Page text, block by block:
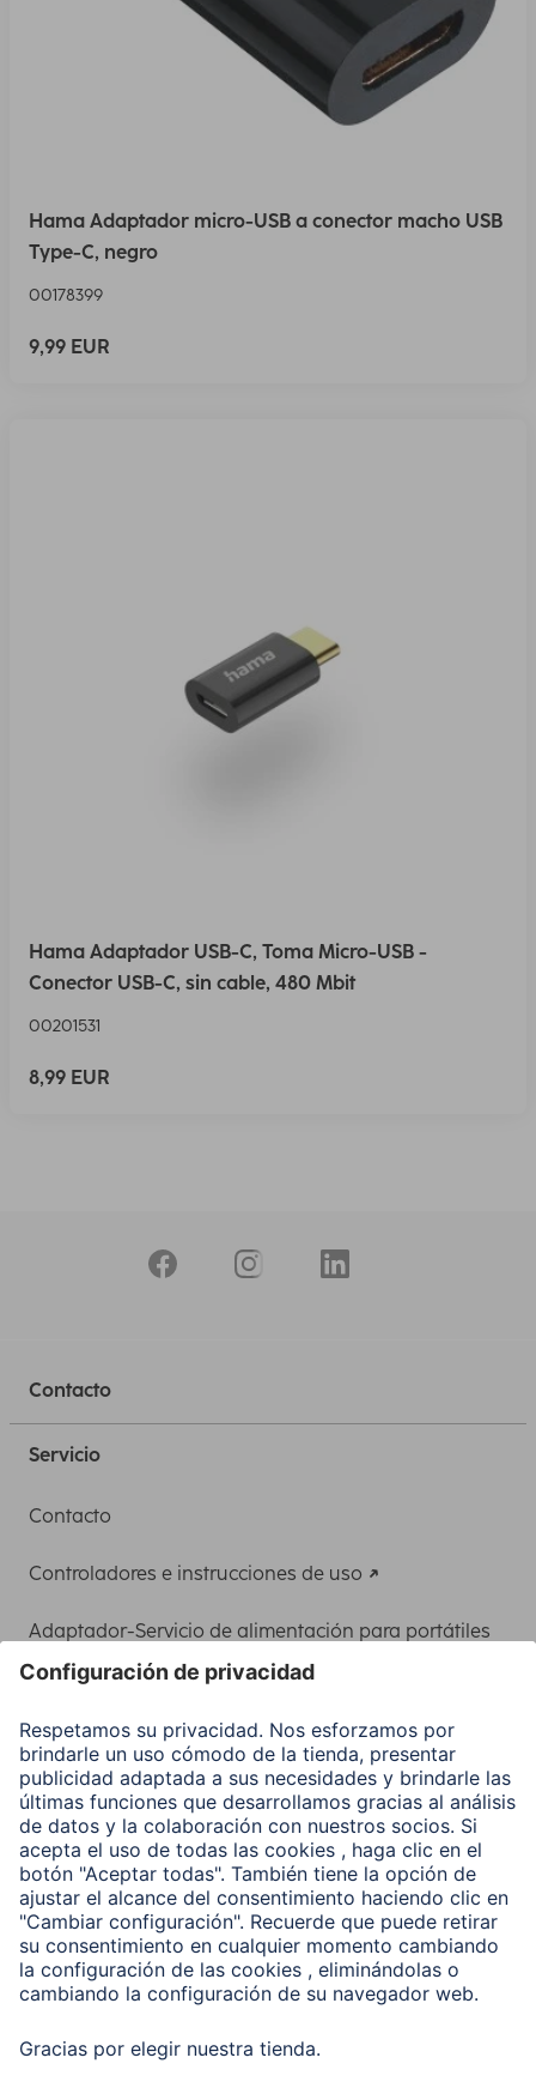
Hama Adaptador micro-USB a conector macho USB
Type-C, negro
00178399
9,99 EUR
Hama Adaptador USB-C, Toma Micro-USB -
Conector USB-C, sin cable, 480 Mbit
00201531
8,99 EUR
Contacto
Servicio
Contacto
Controladores e instrucciones de uso
Adaptador-Servicio de alimentación para portátiles
Clientes online
Conviértete en distribuidor
Compañía
Historia de la empresa
Hama en todo el Mundo
Sostenibilidad